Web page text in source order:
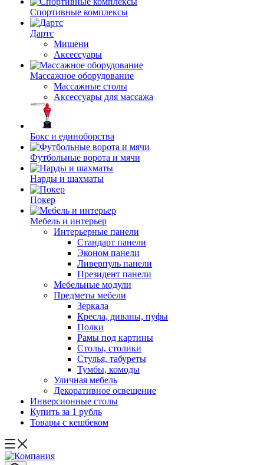
Спортивные комплексы
Дартс
Мишени
Аксессуары
Массажное оборудование
Массажные столы
Аксессуары для массажа
Бокс и единоборства
Футбольные ворота и мячи
Нарды и шахматы
Покер
Мебель и интерьер
Интерьерные панели
Стандарт панели
Эконом панели
Ливерпуль панели
Президент панели
Мебельные модули
Предметы мебели
Зеркала
Кресла, диваны, пуфы
Полки
Рамы под картины
Столы, столики
Стулья, табуреты
Тумбы, комоды
Уличная мебель
Декоративное освещение
Инверсионные столы
Купить за 1 рубль
Товары с кешбеком